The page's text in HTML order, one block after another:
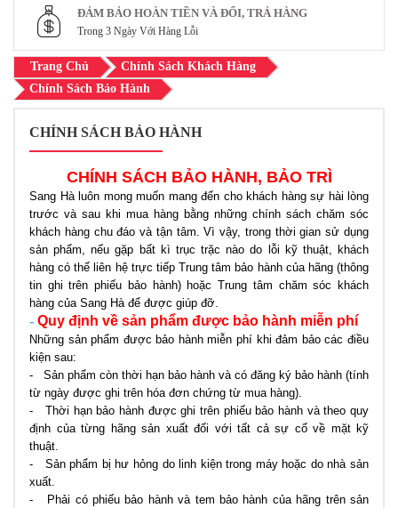
ĐẢM BẢO HOÀN TIỀN VÀ ĐỔI, TRẢ HÀNG
Trong 3 Ngày Với Hàng Lỗi
Trang Chủ
Chính Sách Khách Hàng
Chính Sách Bảo Hành
CHÍNH SÁCH BẢO HÀNH
CHÍNH SÁCH BẢO HÀNH, BẢO TRÌ
Sang Hà luôn mong muốn mang đến cho khách hàng sự hài lòng
trước và sau khi mua hàng bằng những chính sách chăm sóc
khách hàng chu đáo và tận tâm. Vì vậy, trong thời gian sử dụng
sản phẩm, nếu gặp bất kì trục trặc nào do lỗi kỹ thuật, khách
hàng có thể liên hệ trực tiếp Trung tâm bảo hành của hãng (thông
tin ghi trên phiếu bảo hành) hoặc Trung tâm chăm sóc khách
hàng của Sang Hà để được giúp đỡ.
- Quy định về sản phẩm được bảo hành miễn phí
Những sản phẩm được bảo hành miễn phí khi đảm bảo các điều
kiện sau:
- Sản phẩm còn thời hạn bảo hành và có đăng ký bảo hành (tính
từ ngày được ghi trên hóa đơn chứng từ mua hàng).
- Thời hạn bảo hành được ghi trên phiếu bảo hành và theo quy
định của từng hãng sản xuất đối với tất cả sự cố về mặt kỹ
thuật.
- Sản phẩm bị hư hỏng do linh kiện trong máy hoặc do nhà sản
xuất.
- Phải có phiếu bảo hành và tem bảo hành của hãng trên sản